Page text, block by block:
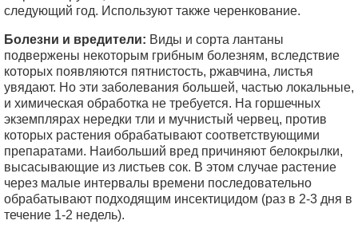
следующий год. Используют также черенкование.
Болезни и вредители: Виды и сорта лантаны
подвержены некоторым грибным болезням, вследствие
которых появляются пятнистость, ржавчина, листья
увядают. Но эти заболевания большей, частью локальные,
и химическая обработка не требуется. На горшечных
экземплярах нередки тли и мучнистый червец, против
которых растения обрабатывают соответствующими
препаратами. Наибольший вред причиняют белокрылки,
высасывающие из листьев сок. В этом случае растение
через малые интервалы времени последовательно
обрабатывают подходящим инсектицидом (раз в 2-3 дня в
течение 1-2 недель).